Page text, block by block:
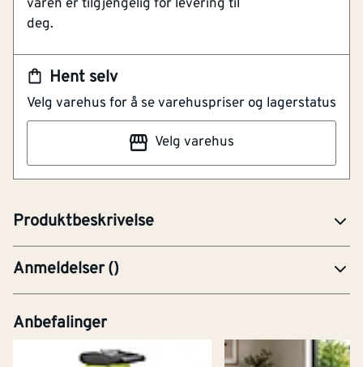
Hent selv
Velg varehus for å se varehuspriser og lagerstatus
Velg varehus
varen er tilgjengelig for levering til
deg.
Produktbeskrivelse
NOBB
49222346
Artikkelnummer 101178484
Ringmutter i overensstemmelse med DIN 582.
Bruksområde: Egnet for montering på gjengebolter
Anmeldelser()
Anbefalinger